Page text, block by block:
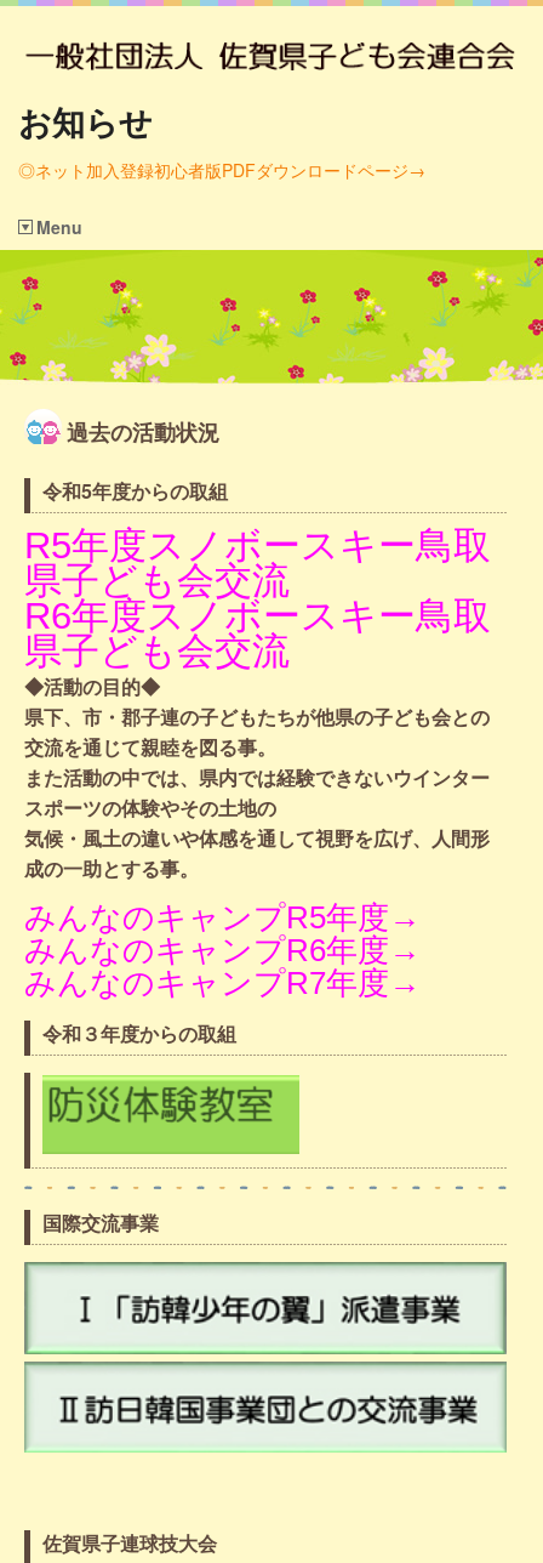
お知らせ
◎ネット加入登録初心者版PDFダウンロードページ→
Menu
過去の活動状況
令和5年度からの取組
R5年度スノボースキー鳥取
県子ども会交流
R6年度スノボースキー鳥取
県子ども会交流
◆活動の目的◆
県下、市・郡子連の子どもたちが他県の子ども会との
交流を通じて親睦を図る事。
また活動の中では、県内では経験できないウインター
スポーツの体験やその土地の
気候・風土の違いや体感を通して視野を広げ、人間形
成の一助とする事。
みんなのキャンプR5年度→
みんなのキャンプR6年度→
みんなのキャンプR7年度→
令和３年度からの取組
国際交流事業
佐賀県子連球技大会